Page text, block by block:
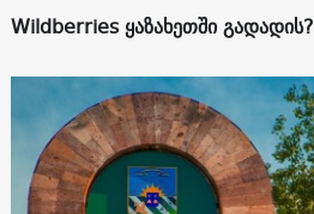
Wildberries ყაზახეთში გადადის?